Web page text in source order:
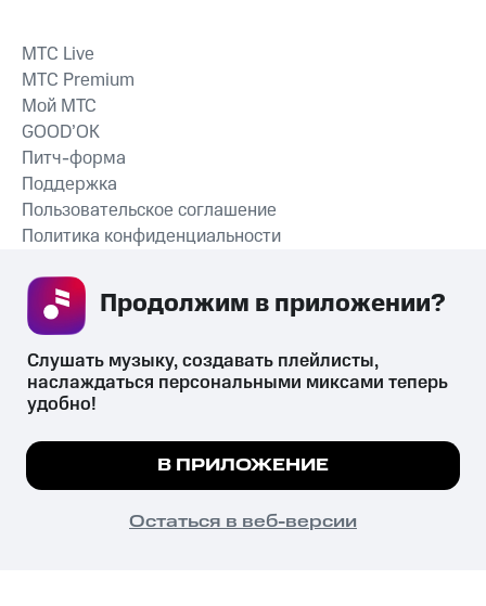
СКАЧАТЬ ПРИЛОЖЕНИЕ
MTС Live
MTС Premium
Мой МТС
GOOD’OK
Питч-форма
Поддержка
Пользовательское соглашение
Политика конфиденциальности
психотропных веществ, их аналогов причиняет вред здоровью,
их незаконный оборот запрещён и влечёт установленную
законодательством ответственность.
© 2026 ООО «КИОН».
Все права защищены
Мы используем куки, чтобы на сайте все
Подробнее
ПОНЯТНО
Слушать музыку, создавать плейлисты,
наслаждаться персональными миксами теперь
удобно!
В ПРИЛОЖЕНИЕ
Остаться в веб-версии